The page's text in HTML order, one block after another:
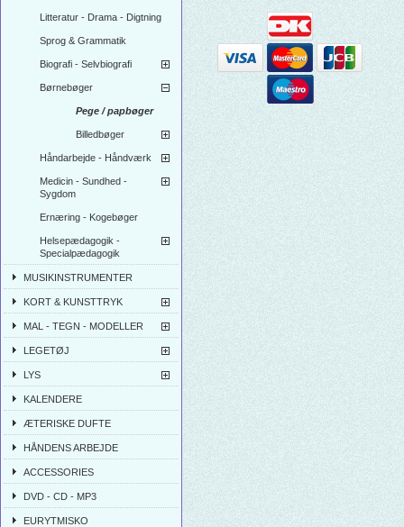
Litteratur - Drama - Digtning
Sprog & Grammatik
Biografi - Selvbiografi
Børnebøger
Pege / papbøger
Billedbøger
Håndarbejde - Håndværk
Medicin - Sundhed -
Sygdom
Ernæring - Kogebøger
Helsepædagogik -
Specialpædagogik
MUSIKINSTRUMENTER
KORT & KUNSTTRYK
MAL - TEGN - MODELLER
LEGETØJ
LYS
KALENDERE
ÆTERISKE DUFTE
HÅNDENS ARBEJDE
ACCESSORIES
DVD - CD - MP3
EURYTMISKO